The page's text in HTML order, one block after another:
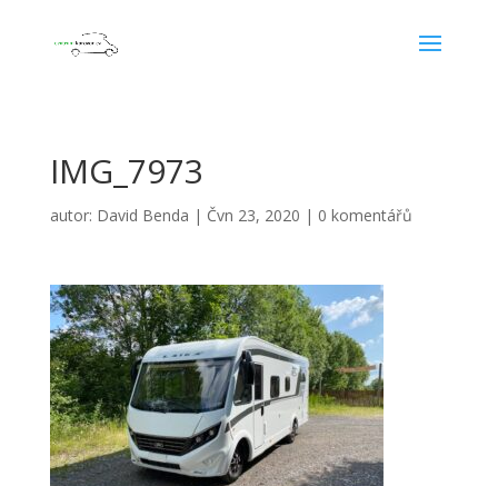
IMG_7973
autor: David Benda | Čvn 23, 2020 | 0 komentářů